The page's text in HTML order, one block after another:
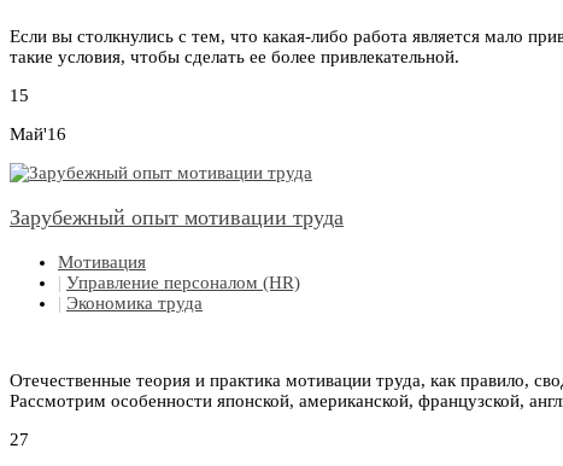
Если вы столкнулись с тем, что какая-либо работа является мало
такие условия, чтобы сделать ее более привлекательной.
15
Май'16
Зарубежный опыт мотивации труда
Мотивация
| Управление персоналом (HR)
| Экономика труда
Отечественные теория и практика мотивации труда, как правило,
Рассмотрим особенности японской, американской, французской,
27